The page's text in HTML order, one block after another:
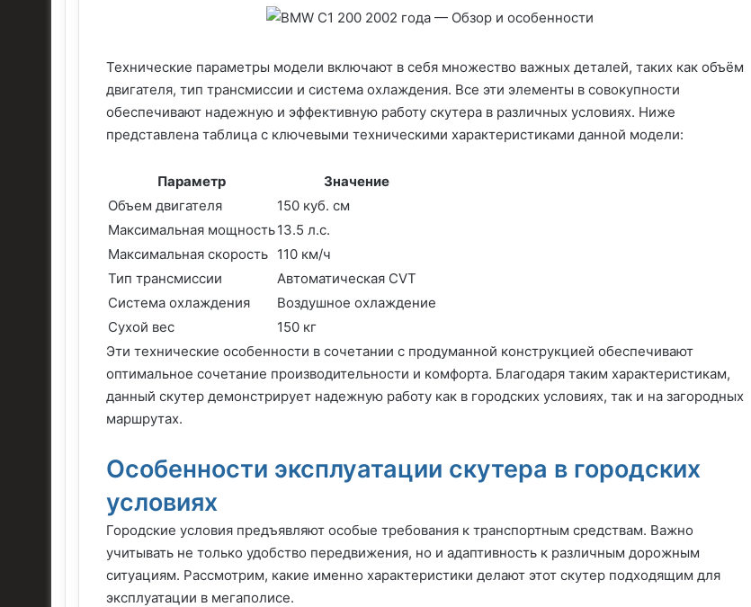
Технические параметры модели включают в себя множество важных деталей, таких как объём
двигателя, тип трансмиссии и система охлаждения. Все эти элементы в совокупности
обеспечивают надежную и эффективную работу скутера в различных условиях. Ниже
представлена таблица с ключевыми техническими характеристиками данной модели:
Параметр
Значение
Объем двигателя
150 куб. см
Максимальная мощность13.5 л.с.
Максимальная скорость 110 км/ч
Тип трансмиссии
Автоматическая CVT
Система охлаждения
Воздушное охлаждение
Сухой вес
150 кг
Эти технические особенности в сочетании с продуманной конструкцией обеспечивают
оптимальное сочетание производительности и комфорта. Благодаря таким характеристикам,
данный скутер демонстрирует надежную работу как в городских условиях, так и на загородных
маршрутах.
Особенности эксплуатации скутера в городских
условиях
Городские условия предъявляют особые требования к транспортным средствам. Важно
учитывать не только удобство передвижения, но и адаптивность к различным дорожным
ситуациям. Рассмотрим, какие именно характеристики делают этот скутер подходящим для
эксплуатации в мегаполисе.